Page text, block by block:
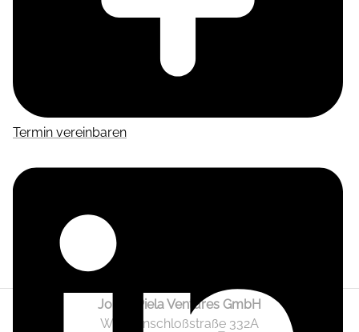
Termin vereinbaren
Jonas Piela Ventures GmbH
Wendenschloßstraße 332A